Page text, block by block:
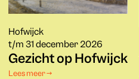
Hofwijck
t/m 31 december 2026
Gezicht op Hofwijck
Lees meer →